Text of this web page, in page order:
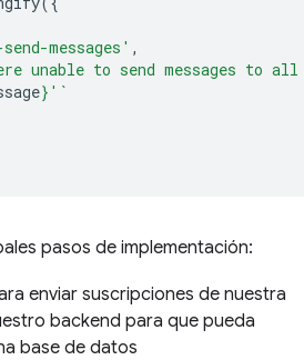
messages' ,
unable to send messages to
} '`
pasos de implementación:
enviar suscripciones de nuestra
backend para que pueda
base de datos